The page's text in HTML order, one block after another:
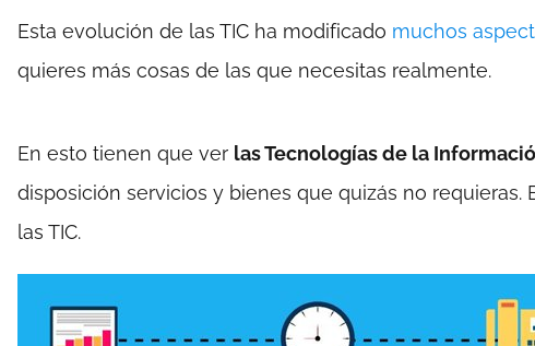
Esta evolución de las TIC ha modificado muchos
quieres más cosas de las que necesitas realmente.
En esto tienen que ver las Tecnologías de la
disposición servicios y bienes que quizás no
las TIC.